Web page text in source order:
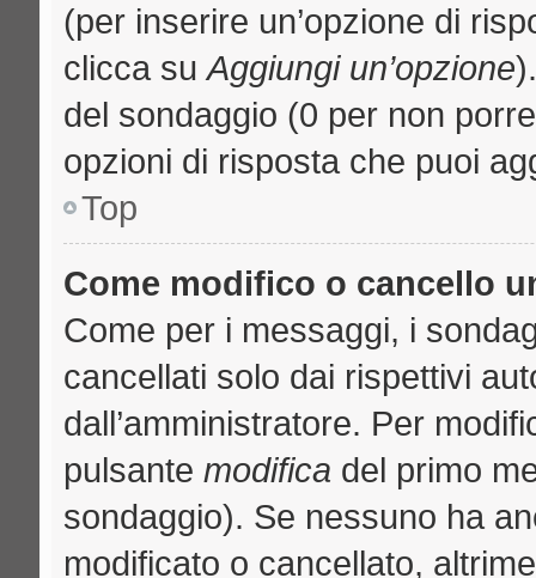
(per inserire un’opzione di
clicca suAggiungi un’opzione
del sondaggio (0 per non
opzioni di risposta che puoi
Top
Come modifico o cancello
Come per i messaggi, i
cancellati solo dai rispettivi
dall’amministratore. Per
pulsante modifica del primo
sondaggio). Se nessuno ha
modificato o cancellato,